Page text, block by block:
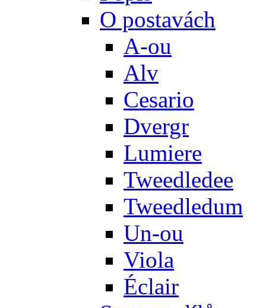
O postavách
A-ou
Alv
Cesario
Dvergr
Lumiere
Tweedledee
Tweedledum
Un-ou
Viola
Éclair